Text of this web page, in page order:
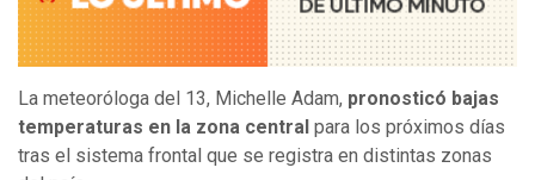
La meteoróloga del 13, Michelle Adam, pronosticó bajas
temperaturas en la zona central para los próximos días
tras el sistema frontal que se registra en distintas zonas